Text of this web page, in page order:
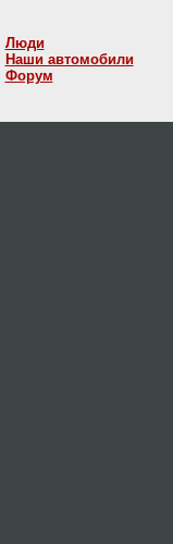
Люди
Наши автомобили
Форум